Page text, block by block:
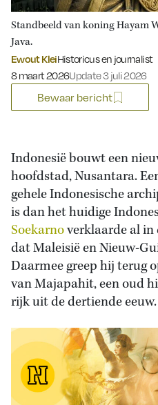
Standbeeld van koning Hayam
Java.
Ewout KleiHistoricus en journalist
Gepubliceerd op:
8 maart 2026Update 3 juli 2026
Bewaar bericht
Indonesië bouwt een
hoofdstad, Nusantara.
gehele Indonesische
is dan het huidige
Soekarnoverklaarde al in
dat Maleisië en Nieuw-
Daarmee greep hij terug
van Majapahit, een oud
rijk uit de dertiende eeuw.